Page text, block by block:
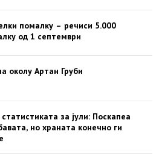
помалку – речиси 5.000
од 1 септември
околу Артан Груби
за јули: Поскапеа
но храната конечно ги